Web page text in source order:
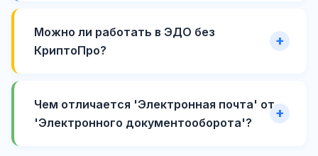
Можно ли работать в ЭДО без
КриптоПро?
Чем отличается 'Электронная почта' от
'Электронного документооборота'?